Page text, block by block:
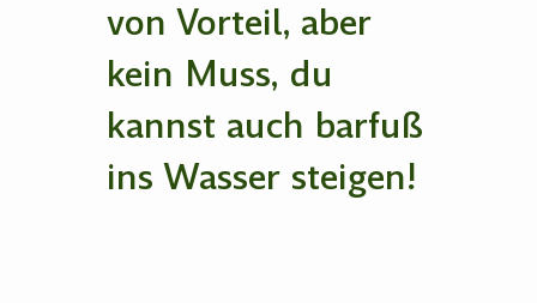
von Vorteil, aber
kein Muss, du
kannst auch barfuß
ins Wasser steigen!